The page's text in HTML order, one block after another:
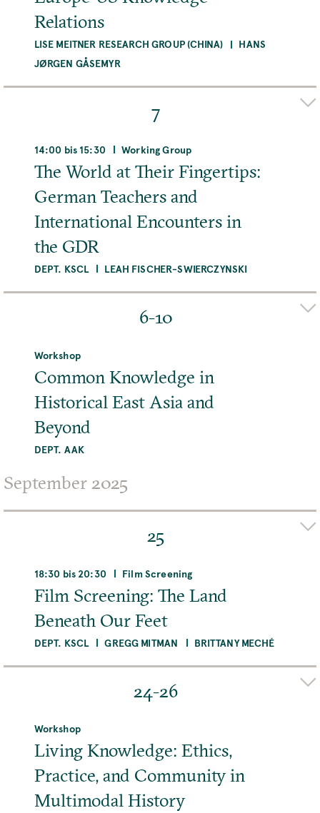
Relations
LISE MEITNER RESEARCH GROUP (CHINA)
HANS
JØRGEN GÅSEMYR
Adresse
Max Planck Institute for the History of Science,
Boltzmannstraße 22, 14195 Berlin, Deutschland
Raum
219/Online
MEHR
7
14:00 bis 15:30 Working Group
The World at Their Fingertips:
German Teachers and
International Encounters in
the GDR
DEPT. KSCL
LEAH FISCHER-SWIERCZYNSKI
MPIWG, Boltzmannstraße 22, 14195 Berlin,
Deutschland
Raum
Room 215
MEHR
6-10
Workshop
Common Knowledge in
Historical East Asia and
Beyond
DEPT. AAK
SHIH-PEI CHEN
Adresse
Harnack House, Conference Venue of the Max
Planck Society, Ihnestraße 16-20, 14195 Berlin,
Deutschland
MEHR
September 2025
25
18:30 bis 20:30 Film Screening
Film Screening: The Land
Beneath Our Feet
DEPT. KSCL GREGG MITMAN
BRITTANY MECHÉ
Spore Initiative, Spore Initiative – Hermannstraße
86, 12051 Berlin, Deutschland
MEHR
24-26
Workshop
Living Knowledge: Ethics,
Practice, and Community in
Multimodal History